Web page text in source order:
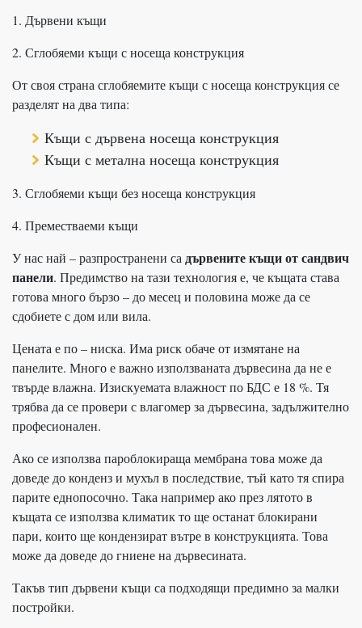
1. Дървени къщи
2. Сглобяеми къщи с носеща конструкция
От своя страна сглобяемите къщи с носеща конструкция се
разделят на два типа:
Къщи с дървена носеща конструкция
Къщи с метална носеща конструкция
3. Сглобяеми къщи без носеща конструкция
4. Преместваеми къщи
У нас най – разпространени са дървените къщи от сандвич
панели. Предимство на тази технология е, че къщата става
готова много бързо – до месец и половина може да се
сдобиете с дом или вила.
Цената е по – ниска. Има риск обаче от измятане на
панелите. Много е важно използваната дървесина да не е
твърде влажна. Изискуемата влажност по БДС е 18 %. Тя
трябва да се провери с влагомер за дървесина, задължително
професионален.
Ако се използва пароблокираща мембрана това може да
доведе до конденз и мухъл в последствие, тъй като тя спира
парите еднопосочно. Така например ако през лятото в
къщата се използва климатик то ще останат блокирани
пари, които ще кондензират вътре в конструкцията. Това
може да доведе до гниене на дървесината.
Такъв тип дървени къщи са подходящи предимно за малки
постройки.